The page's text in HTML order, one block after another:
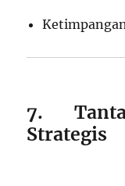
7.
Strategis